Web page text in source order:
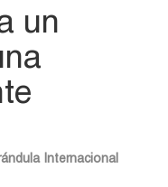
un
Internacional